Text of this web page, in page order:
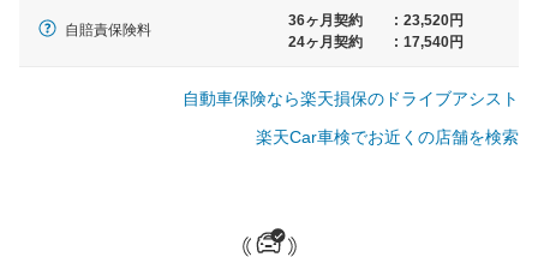
クラウン、アルファード、フォレ
スター、ハイエースワゴン、デリ
自賠責保険料
36ヶ月契約 : 23,520円
24ヶ月契約
: 17,540円
自動車保険なら楽天損保のドライブアシスト
楽天Car車検でお近くの店舗を検索